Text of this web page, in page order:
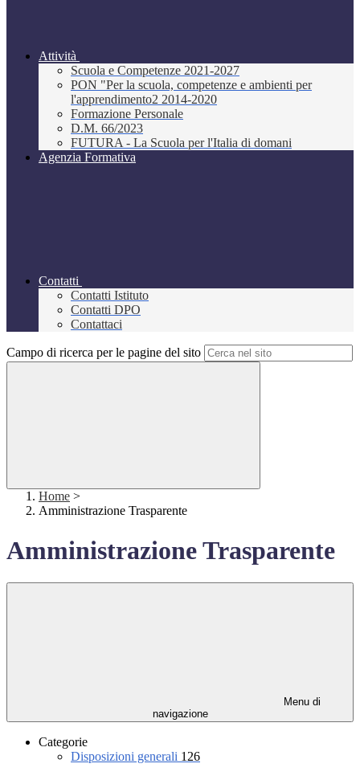
Attività
Scuola e Competenze 2021-2027
PON "Per la scuola, competenze e ambienti per
l'apprendimento2 2014-2020
Formazione Personale
D.M. 66/2023
FUTURA - La Scuola per l'Italia di domani
Agenzia Formativa
Contatti
Contatti Istituto
Contatti DPO
Contattaci
Campo di ricerca per le pagine del sito
Home >
Amministrazione Trasparente
Amministrazione Trasparente
Menu di
navigazione
Categorie
Disposizioni generali 126